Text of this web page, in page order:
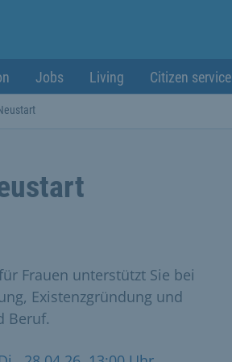
Jobs Living Citizen service
Frauen unterstützt Sie bei
Existenzgründung und
Beruf.